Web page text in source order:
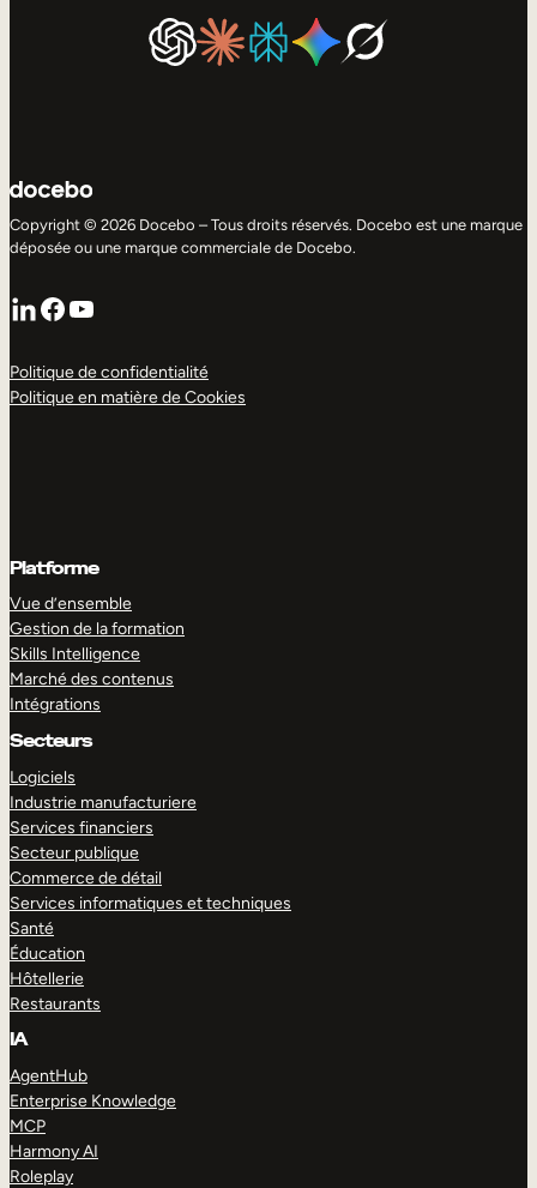
Copyright © 2026 Docebo – Tous droits réservés. Docebo est une marque
déposée ou une marque commerciale de Docebo.
LinkedIn
Facebook
YouTube
Politique de confidentialité
Politique en matière de Cookies
Platforme
Vue d’ensemble
Gestion de la formation
Skills Intelligence
Marché des contenus
Intégrations
Secteurs
Logiciels
Industrie manufacturiere
Services financiers
Secteur publique
Commerce de détail
Services informatiques et techniques
Santé
Éducation
Hôtellerie
Restaurants
IA
AgentHub
Enterprise Knowledge
MCP
Harmony AI
Roleplay